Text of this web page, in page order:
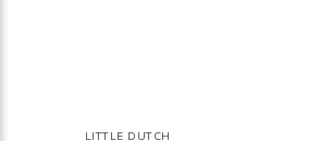
LITTLE DUTCH